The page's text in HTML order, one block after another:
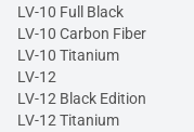
LV-10 Full Black
LV-10 Carbon Fiber
LV-10 Titanium
LV-12
LV-12 Black Edition
LV-12 Titanium